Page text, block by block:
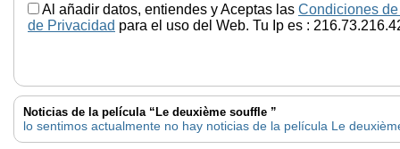
Al añadir datos, entiendes y Aceptas las Condiciones
de Privacidad para el uso del Web. Tu Ip es :
Noticias de la película “Le deuxième souffle ”
lo sentimos actualmente no hay noticias de la película Le